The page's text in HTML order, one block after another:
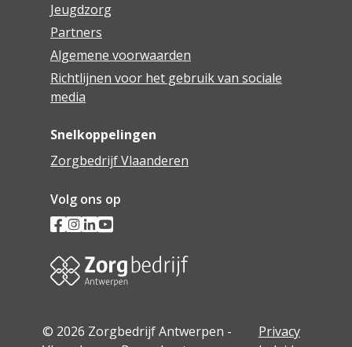
Jeugdzorg
Partners
Algemene voorwaarden
Richtlijnen voor het gebruik van sociale
media
Snelkoppelingen
Zorgbedrijf Vlaanderen
Volg ons op
© 2026 Zorgbedrijf Antwerpen -
Privacy